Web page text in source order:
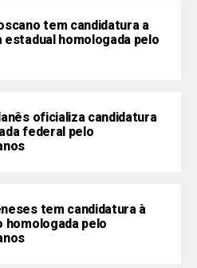
tem candidatura a
estadual homologada pelo
oficializa candidatura
federal pelo
tem candidatura à
homologada pelo